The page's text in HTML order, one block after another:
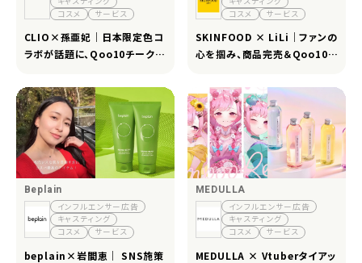
コスメ
サービス
CLIO×孫亜妃｜日本限定色コ
ラボが話題に、Qoo10チーク部
コスメ
サービス
SKINFOOD × LiLi｜ファンの
心を掴み、商品完売＆Qoo10ラ
Beplain
インフルエンサー広告
キャスティング
コスメ
サービス
beplain×岩間恵｜ SNS施策
MEDULLA
インフルエンサー広告
キャスティング
コスメ
サービス
MEDULLA × Vtuberタイアッ